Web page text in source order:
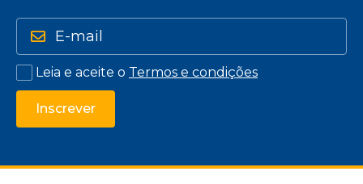
Leia e aceite o Termos e condições
Inscrever